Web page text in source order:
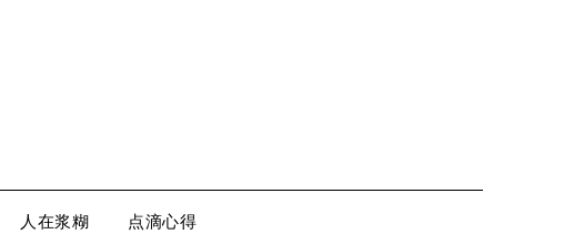
人在浆糊 点滴心得